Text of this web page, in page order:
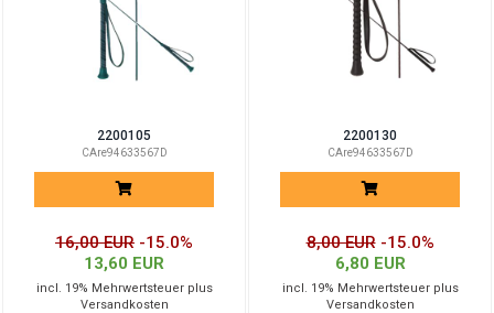
2200105
CAre94633567D
16,00 EUR -15.0%
13,60 EUR
incl. 19% Mehrwertsteuer plus
Versandkosten
2200130
CAre94633567D
8,00 EUR -15.0%
6,80 EUR
incl. 19% Mehrwertsteuer plus
Versandkosten